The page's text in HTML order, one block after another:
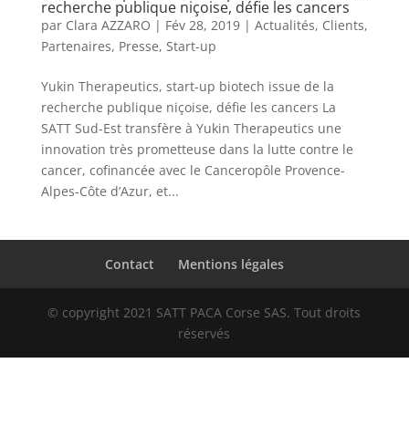
recherche publique niçoise, défie les cancers
par Clara AZZARO | Fév 28, 2019| Actualités, Clients,
Partenaires, Presse, Start-up
Yukin Therapeutics, start-up biotech issue de la
recherche publique niçoise, défie les cancers La
SATT Sud-Est transfère à Yukin Therapeutics une
innovation très prometteuse dans la lutte contre le
cancer, cofinancée avec le Canceropôle Provence-
Alpes-Côte d’Azur, et...
Contact Mentions légales
© copyright 2021 SATT PACA Corse SAS. Tout droits
réservés